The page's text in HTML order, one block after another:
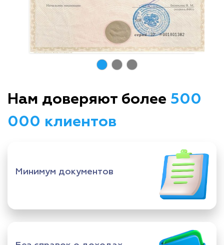
Нам доверяют более 500
000 клиентов
Минимум документов